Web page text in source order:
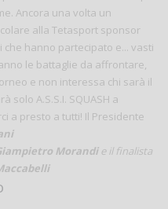
Ancora una volta un
alla Tetasport sponsor
hanno partecipato e... vasti
le battaglie da affrontare,
e non interessa chi sarà il
solo A.S.S.I. SQUASH a
a presto a tutti! Il Presidente
Morandie il finalista